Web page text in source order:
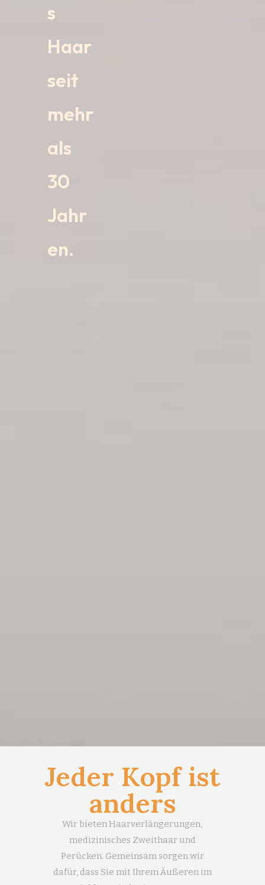
s
Haar
seit
mehr
als
30
Jahr
en.
Jeder Kopf ist
anders
Wir bieten Haarverlängerungen,
medizinisches Zweithaar und
Perücken. Gemeinsam sorgen wir
dafür, dass Sie mit Ihrem Äußeren im